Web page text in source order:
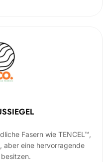
Fasern wie TENCEL™,
aber eine hervorragende